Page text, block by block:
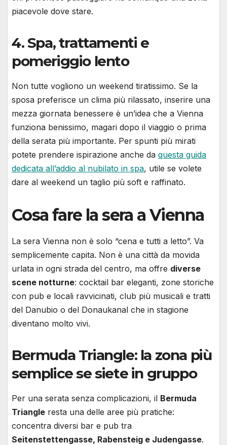
piacevole dove stare.
4. Spa, trattamenti e
pomeriggio lento
Non tutte vogliono un weekend tiratissimo. Se la
sposa preferisce un clima più rilassato, inserire una
mezza giornata benessere è un’idea che a Vienna
funziona benissimo, magari dopo il viaggio o prima
della serata più importante. Per spunti più mirati
potete prendere ispirazione anche da questa guida
dedicata all’addio al nubilato in spa, utile se volete
dare al weekend un taglio più soft e raffinato.
Cosa fare la sera a Vienna
La sera Vienna non è solo “cena e tutti a letto”. Va
semplicemente capita. Non è una città da movida
urlata in ogni strada del centro, ma offre diverse
scene notturne: cocktail bar eleganti, zone storiche
con pub e locali ravvicinati, club più musicali e tratti
del Danubio o del Donaukanal che in stagione
diventano molto vivi.
Bermuda Triangle: la zona più
semplice se siete in gruppo
Per una serata senza complicazioni, il Bermuda
Triangle resta una delle aree più pratiche:
concentra diversi bar e pub tra
Seitenstettengasse, Rabensteig e Judengasse.